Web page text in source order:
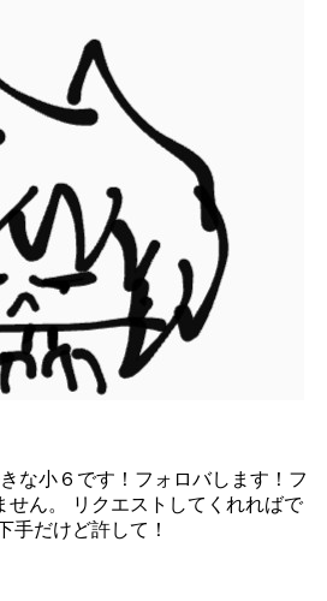
な小６です！フォロバします！フ
せん。 リクエストしてくれればで
手だけど許して！